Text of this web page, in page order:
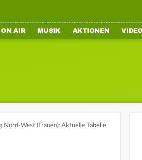
ON AIR MUSIK AKTIONEN
West (Frauen): Aktuelle Tabelle